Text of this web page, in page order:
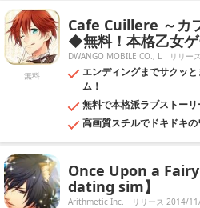
無料
Cafe Cuillere ～カ
◆無料！本格乙女
DWANGO MOBILE CO., L リリー
エンディングまでサクッ
ム！
無料で本格派ラブストーリ
高画質スチルでドキドキの
Once Upon a
dating sim】
Arithmetic Inc. リリース 2014/